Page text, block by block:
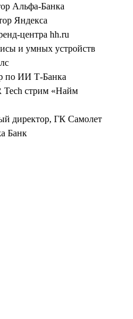
Альфа-Банка
Яндекса
центра hh.ru
и умных устройств
по ИИ Т-Банка
Tech стрим «Найм
директор, ГК Самолет
Банк